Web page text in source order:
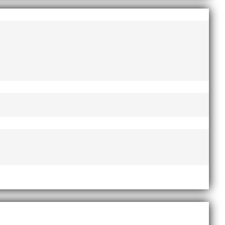
representera föreningen i åldersgruppen M60.
version: Förutbestämt bana nere på